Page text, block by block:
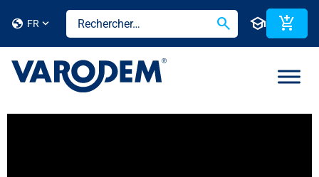
globe FR search school add_shopping_cart